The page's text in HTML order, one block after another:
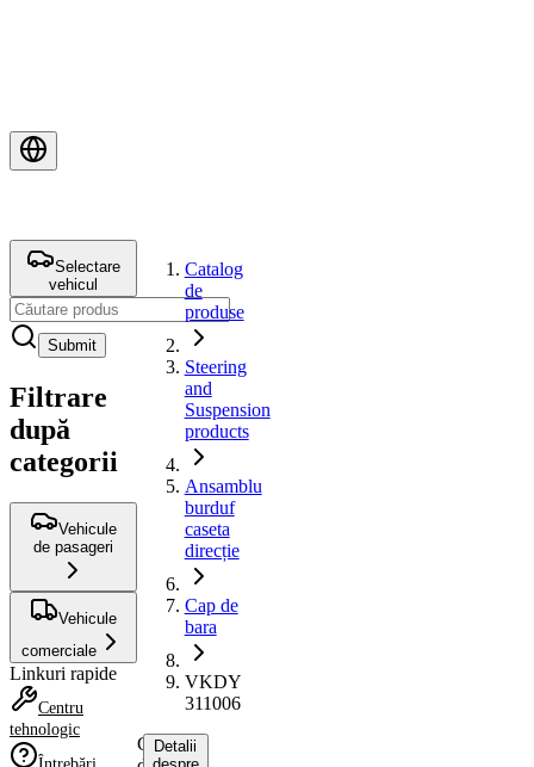
Selectare
vehicul
Submit
Filtrare
după
categorii
Vehicule
de pasageri
Vehicule
comerciale
Linkuri rapide
Centru
tehnologic
Catalog
de
produse
Steering
and
Suspension
products
Ansamblu
burduf
caseta
direcție
Cap de
bara
VKDY
311006
CapDetalii